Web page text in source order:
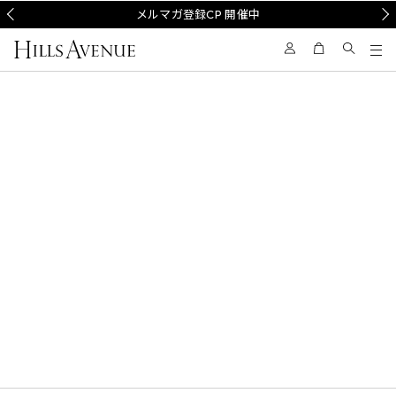
メルマガ登録CP 開催中